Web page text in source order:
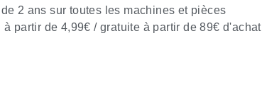
2 ans sur toutes les machines et pièces
à partir de 4,99€ / gratuite à partir de 89€ d'achat